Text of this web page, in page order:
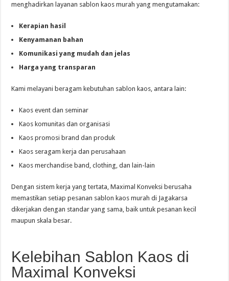
menghadirkan layanan sablon kaos murah yang mengutamakan:
Kerapian hasil
Kenyamanan bahan
Komunikasi yang mudah dan jelas
Harga yang transparan
Kami melayani beragam kebutuhan sablon kaos, antara lain:
Kaos event dan seminar
Kaos komunitas dan organisasi
Kaos promosi brand dan produk
Kaos seragam kerja dan perusahaan
Kaos merchandise band, clothing, dan lain-lain
Dengan sistem kerja yang tertata, Maximal Konveksi berusaha
memastikan setiap pesanan sablon kaos murah di Jagakarsa
dikerjakan dengan standar yang sama, baik untuk pesanan kecil
maupun skala besar.
Kelebihan Sablon Kaos di
Maximal Konveksi